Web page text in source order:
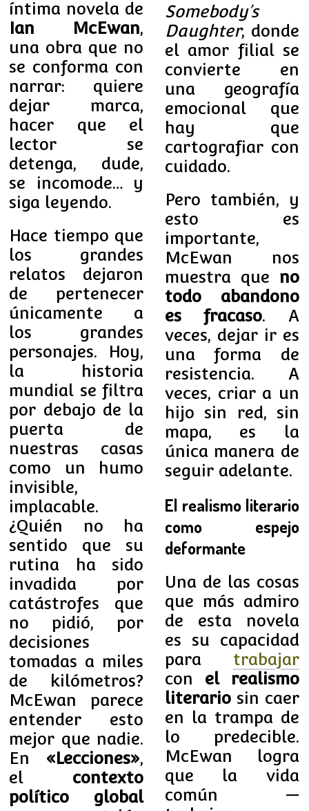
íntima novela de
Ian McEwan,
una obra que no
se conforma con
narrar: quiere
dejar marca,
hacer que el
lector se
detenga, dude,
se incomode… y
siga leyendo.
Hace tiempo que
los grandes
relatos dejaron
de pertenecer
únicamente a
los grandes
personajes. Hoy,
la historia
mundial se filtra
por debajo de la
puerta de
nuestras casas
como un humo
invisible,
implacable.
¿Quién no ha
sentido que su
rutina ha sido
invadida por
catástrofes que
no pidió, por
decisiones
tomadas a miles
de kilómetros?
McEwan parece
entender esto
mejor que nadie.
En «Lecciones»,
el contexto
político global
Somebody’s
Daughter, donde
el amor filial se
convierte en
una geografía
emocional que
hay que
cartografiar con
cuidado.
Pero también, y
esto es
importante,
McEwan nos
muestra que no
todo abandono
es fracaso. A
veces, dejar ir es
una forma de
resistencia. A
veces, criar a un
hijo sin red, sin
mapa, es la
única manera de
seguir adelante.
El realismo literario
como espejo
deformante
Una de las cosas
que más admiro
de esta novela
es su capacidad
para trabajar
con el realismo
literariosin caer
en la trampa de
lo predecible.
McEwan logra
que la vida
común —